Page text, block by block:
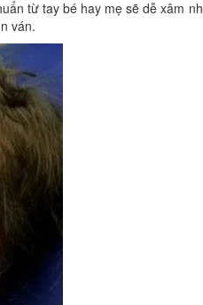
từ tay bé hay mẹ sẽ dễ xâm
ván.